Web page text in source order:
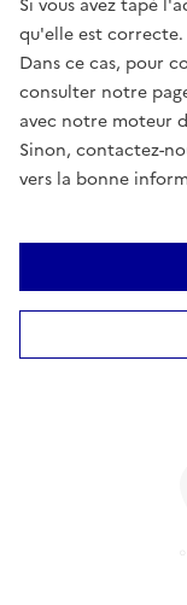
Si vous avez tapé
qu'elle est correcte.
Dans ce cas, pour
consulter notre
avec notre moteur
Sinon, contactez-
vers la bonne